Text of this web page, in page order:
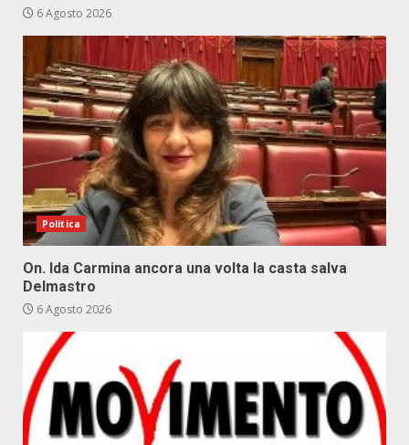
6 Agosto 2026
Politica
On. Ida Carmina ancora una volta la casta salva
Delmastro
6 Agosto 2026